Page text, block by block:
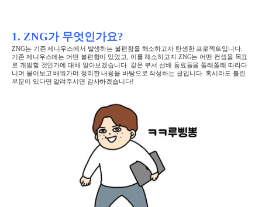
1. ZNG가 무엇인가요?
ZNG는 기존 제니우스에서 발생하는 불편함을 해소하고자 탄생한 프로젝트입니다.
기존 제니우스에는 어떤 불편함이 있었고, 이를 해소하고자 ZNG는 어떤 컨셉을 목표
로 개발할 것인가에 대해 알아보겠습니다. 같은 부서 선배 동료들을 쫄래쫄래 따라다
니며 물어보고 배워가며 정리한 내용을 바탕으로 작성하는 글입니다. 혹시라도 틀린
부분이 있다면 알려주시면 감사하겠습니다!